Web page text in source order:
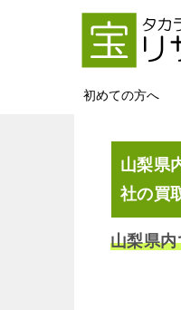
初めての方へ
山梨県
社の買
山梨県